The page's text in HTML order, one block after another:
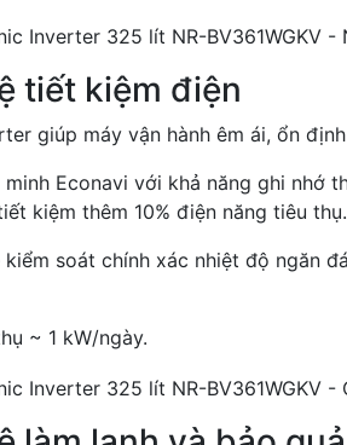
tiết kiệm điện
giúp máy vận hành êm ái, ổn
Econavi với khả năng ghi nhớ
kiệm thêm 10% điện năng tiêu thụ.
soát chính xác nhiệt độ ngăn
~ 1 kW/ngày.